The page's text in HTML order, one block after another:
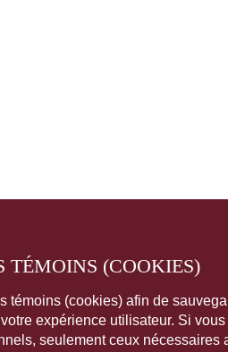
TÉMOINS (COOKIES)
témoins (cookies) afin de
expérience utilisateur. Si
seulement ceux nécessaires